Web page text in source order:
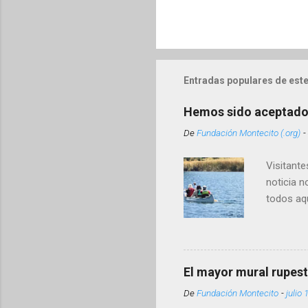
Entradas populares de
Hemos sido
DeFundación Montecito (.org) -
noticia
todos
enlace
Linking
misión
gestión
El mayor mural
DeFundación Montecito -julio